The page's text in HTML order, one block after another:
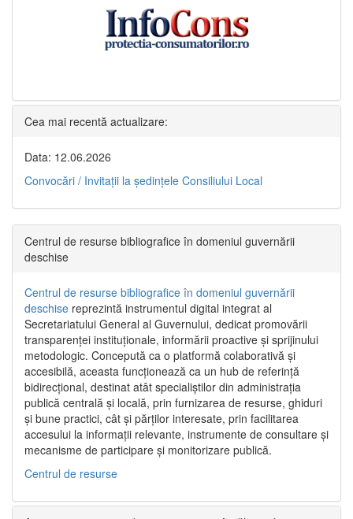
Cea mai recentă actualizare:
Data: 12.06.2026
Convocări / Invitaţii la şedinţele Consiliului Local
Centrul de resurse bibliografice în domeniul guvernării
deschise
Centrul de resurse bibliografice în domeniul guvernării
deschise reprezintă instrumentul digital integrat al
Secretariatului General al Guvernului, dedicat promovării
transparenței instituționale, informării proactive și sprijinului
metodologic. Concepută ca o platformă colaborativă și
accesibilă, aceasta funcționează ca un hub de referință
bidirecțional, destinat atât specialiștilor din administrația
publică centrală și locală, prin furnizarea de resurse, ghiduri
și bune practici, cât și părților interesate, prin facilitarea
accesului la informații relevante, instrumente de consultare și
mecanisme de participare și monitorizare publică.
Centrul de resurse